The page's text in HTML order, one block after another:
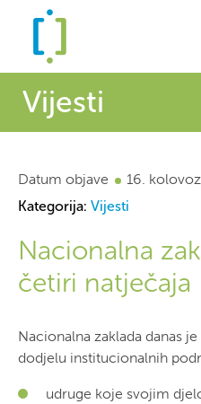
Zaklada
Podrška
Vijesti
Naslovnica Vijesti
natječaja
Vijesti
Vijesti
Priopćenja
Civilno društvo i EU
Datum objave
16.
Kategorija: Vijesti
Nacionalna
četiri natječaja
Nacionalna zaklada danas
dodjelu institucionalnih
udruge koje svojim